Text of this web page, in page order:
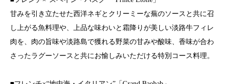
甘みを引き立たせた西洋ネギとクリーミーな蕪のソースと共に召
し上がる魚料理や、上品な味わいと霜降りが美しい淡路牛フィレ
肉を、肉の旨味や淡路島で獲れる野菜の甘みや酸味、香味が合わ
さったラグーソースと共にお愉しみいただける特別コース料理。